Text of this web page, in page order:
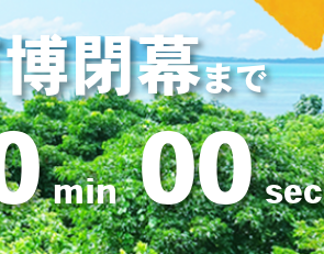
閉幕まで
min 00 sec